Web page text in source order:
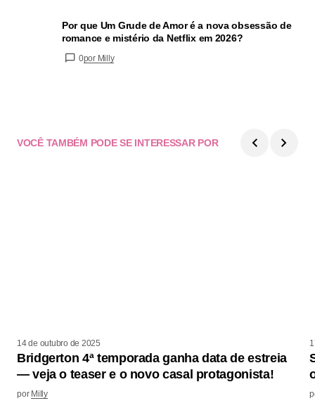
Por que Um Grude de Amor é a nova obsessão de
romance e mistério da Netflix em 2026?
0por Milly
VOCÊ TAMBÉM PODE SE INTERESSAR POR
14 de outubro de 2025
Bridgerton 4ª temporada ganha data de estreia
— veja o teaser e o novo casal protagonista!
por Milly